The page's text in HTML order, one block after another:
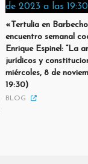
«Tertulia en
encuentro semanal
Enrique Espinel: “La
jurídicos y
miércoles, 8 de
19:30)
BLOG